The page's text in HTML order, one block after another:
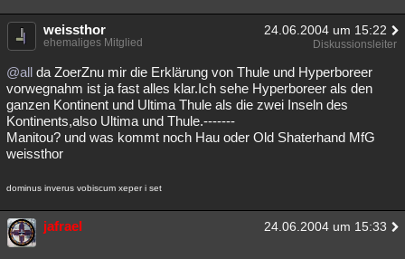
weissthor 24.06.2004 um 15:22
ehemaliges Mitglied Diskussionsleiter
@all da ZoerZnu mir die Erklärung von Thule und Hyperboreer
vorwegnahm ist ja fast alles klar.Ich sehe Hyperboreer als den
ganzen Kontinent und Ultima Thule als die zwei Inseln des
Kontinents,also Ultima und Thule.-------
Manitou? und was kommt noch Hau oder Old Shaterhand MfG
weissthor
dominus inverus vobiscum xeper i set
jafrael 24.06.2004 um 15:33